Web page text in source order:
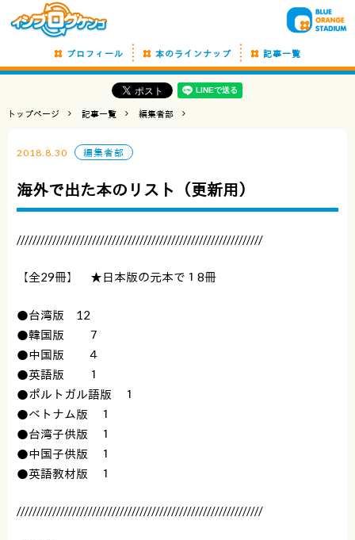
プロフィール 本のラインナップ 記事一覧
トップページ 記事一覧 編集者部
2018.8.30 編集者部
海外で出た本のリスト（更新用）
//////////////////////////////////////////////////////////////
【全29冊】 ★日本版の元本で１8冊
●台湾版 12
●韓国版 ７
●中国版 ４
●英語版 １
●ポルトガル語版 １
●ベトナム版 １
●台湾子供版 １
●中国子供版 １
●英語教材版 １
//////////////////////////////////////////////////////////////